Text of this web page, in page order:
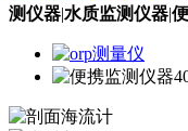
测仪器|水质监测仪器|